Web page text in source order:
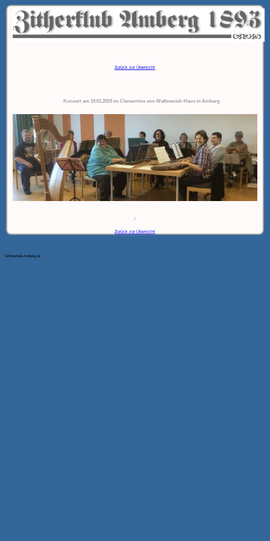
Zurück zur Übersicht
Konzert am 19.01.2019 im Clementine von Wallmenich-Haus in Amberg
::
Zurück zur Übersicht
©Zitherklub-Amberg.de